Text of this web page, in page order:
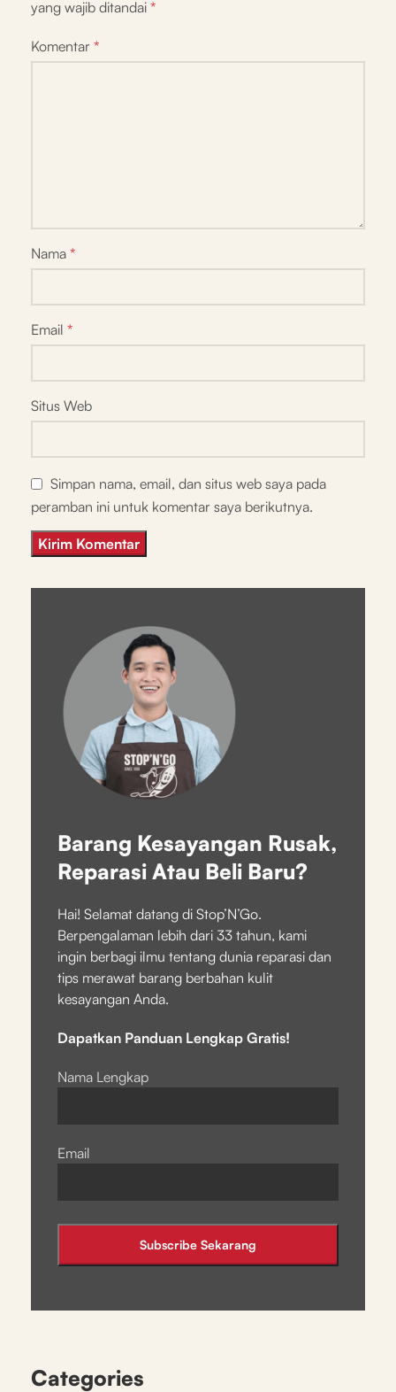
yang wajib ditandai *
Komentar *
Nama *
Email *
Situs Web
Simpan nama, email, dan situs web saya pada
peramban ini untuk komentar saya berikutnya.
Barang Kesayangan Rusak,
Reparasi Atau Beli Baru?
Hai! Selamat datang di Stop’N’Go.
Berpengalaman lebih dari 33 tahun, kami
ingin berbagi ilmu tentang dunia reparasi dan
tips merawat barang berbahan kulit
kesayangan Anda.
Dapatkan Panduan Lengkap Gratis!
Nama Lengkap
Email
Categories